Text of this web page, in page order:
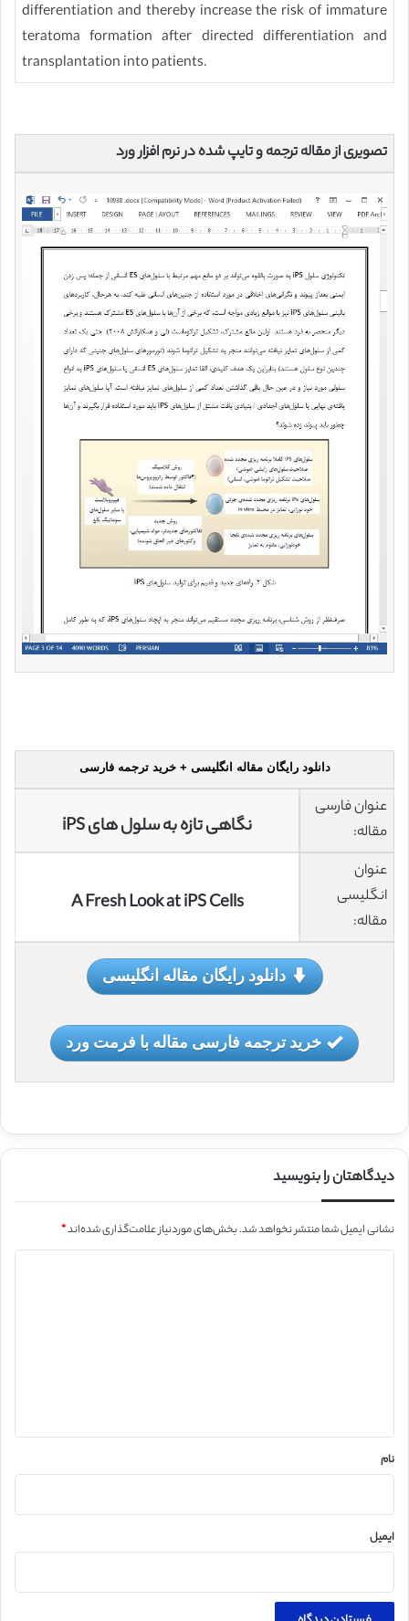
differentiation and thereby increase the risk of immature
teratoma formation after directed differentiation and
transplantation into patients.
تصویری از مقاله ترجمه و تایپ شده در نرم افزار ورد
دانلود رایگان مقاله انگلیسی + خرید ترجمه فارسی
عنوان فارسی
مقاله:
نگاهی تازه به سلول های iPS
عنوان
انگلیسی
مقاله:
A Fresh Look at iPS Cells
دانلود رایگان مقاله انگلیسی
خرید ترجمه فارسی مقاله با فرمت ورد
دیدگاهتان را بنویسید
نشانی ایمیل شما منتشر نخواهد شد.بخش‌های موردنیاز علامت‌گذاری شده‌اند*
نام
ایمیل